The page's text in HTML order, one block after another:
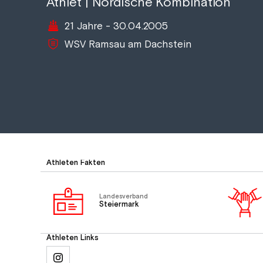
21 Jahre - 30.04.2005
WSV Ramsau am Dachstein
Athleten Fakten
Landesverband
Steiermark
Athleten Links